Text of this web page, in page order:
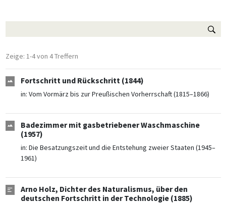
Zeige: 1-4 von 4 Treffern
Fortschritt und Rückschritt (1844)
in: Vom Vormärz bis zur Preußischen Vorherrschaft (1815–1866)
Badezimmer mit gasbetriebener Waschmaschine
(1957)
in: Die Besatzungszeit und die Entstehung zweier Staaten (1945–
1961)
Arno Holz, Dichter des Naturalismus, über den
deutschen Fortschritt in der Technologie (1885)